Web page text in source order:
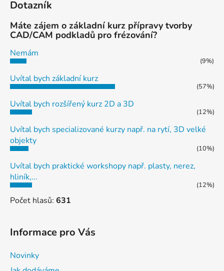
Dotazník
Máte zájem o základní kurz přípravy tvorby
CAD/CAM podkladů pro frézování?
Nemám
(9%)
Uvítal bych základní kurz
(57%)
Uvítal bych rozšířený kurz 2D a 3D
(12%)
Uvítal bych specializované kurzy např. na rytí, 3D velké
objekty
(10%)
Uvítal bych praktické workshopy např. plasty, nerez,
hliník,...
(12%)
Počet hlasů: 631
Informace pro Vás
Novinky